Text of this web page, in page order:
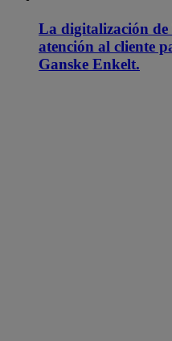
La digitalización de
atención al cliente
Ganske Enkelt.